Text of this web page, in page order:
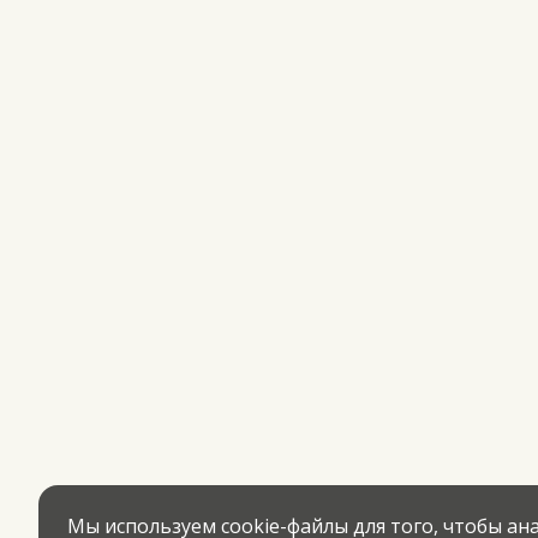
Мы используем cookie-файлы для того, чтобы